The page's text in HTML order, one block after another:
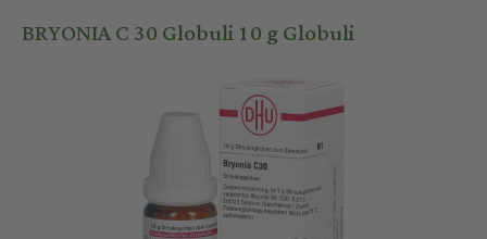
BRYONIA C 30 Globuli 10 g Globuli